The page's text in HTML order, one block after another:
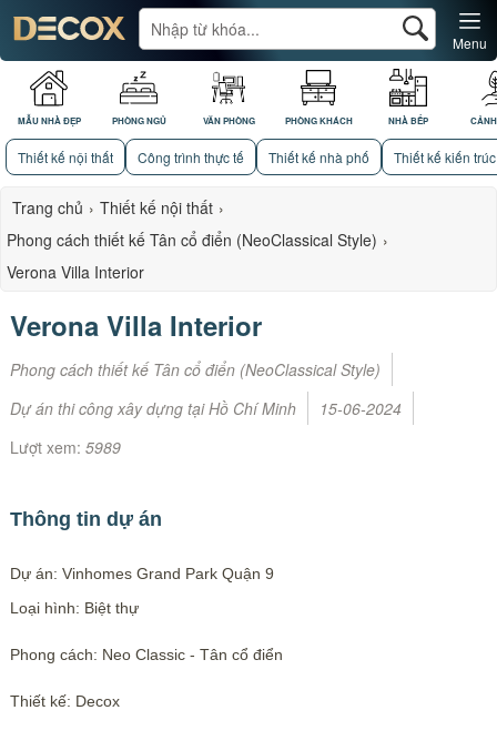
MẪU NHÀ ĐẸP PHÒNG NGỦ VĂN PHÒNG PHÒNG KHÁCH NHÀ BẾP
Menu
Thiết kế nội thất Công trình thực tế Thiết kế nhà phố Thiết kế kiến trúc
Trang chủ › Thiết kế nội thất ›
Phong cách thiết kế Tân cổ điển (NeoClassical Style) ›
Verona Villa Interior
Verona Villa Interior
Phong cách thiết kế Tân cổ điển (NeoClassical Style)
Dự án thi công xây dựng tại Hồ Chí Minh
15-06-2024
Lượt xem: 5989
Thông tin dự án
Dự án: Vinhomes Grand Park Quận 9
Loại hình: Biệt thự
Phong cách: Neo Classic - Tân cổ điển
Thiết kế: Decox